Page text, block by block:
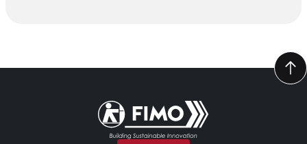
Torna alla pagina iniziale